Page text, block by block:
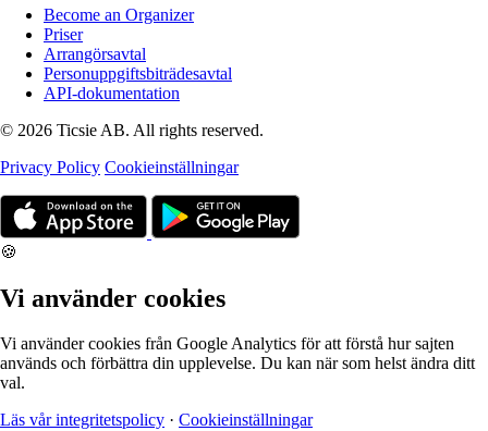
Become an Organizer
Priser
Arrangörsavtal
Personuppgiftsbiträdesavtal
API-dokumentation
© 2026 Ticsie AB. All rights reserved.
Privacy Policy Cookieinställningar
🍪
Vi använder cookies
Vi använder cookies från Google Analytics för att förstå hur sajten
används och förbättra din upplevelse. Du kan när som helst ändra ditt
val.
Läs vår integritetspolicy · Cookieinställningar